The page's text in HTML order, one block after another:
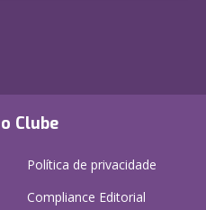
Clube
Política de privacidade
Compliance Editorial